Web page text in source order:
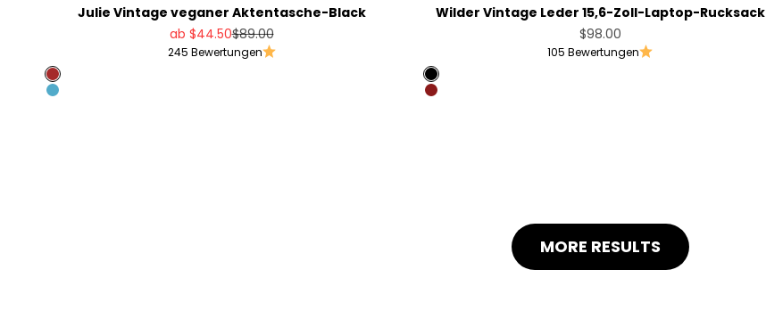
Julie Vintage veganer Aktentasche-Black
Angebot
ab $44.50Regulärer Preis
$89.00
245 Bewertungen
Brown
Blau
Wilder Vintage Leder 15,6-Zoll-Laptop-Rucksack
Angebot
$98.00
105 Bewertungen
Black
Angola Red
MORE RESULTS